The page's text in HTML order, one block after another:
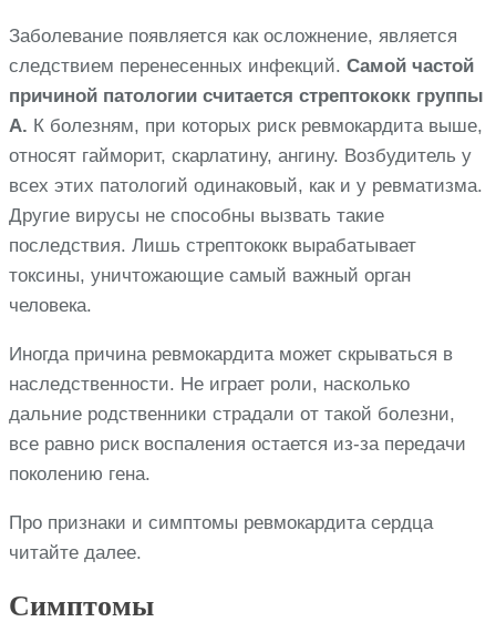
Заболевание появляется как осложнение, является
следствием перенесенных инфекций. Самой частой
причиной патологии считается стрептококк группы
A. К болезням, при которых риск ревмокардита выше,
относят гайморит, скарлатину, ангину. Возбудитель у
всех этих патологий одинаковый, как и у ревматизма.
Другие вирусы не способны вызвать такие
последствия. Лишь стрептококк вырабатывает
токсины, уничтожающие самый важный орган
человека.
Иногда причина ревмокардита может скрываться в
наследственности. Не играет роли, насколько
дальние родственники страдали от такой болезни,
все равно риск воспаления остается из-за передачи
поколению гена.
Про признаки и симптомы ревмокардита сердца
читайте далее.
Симптомы